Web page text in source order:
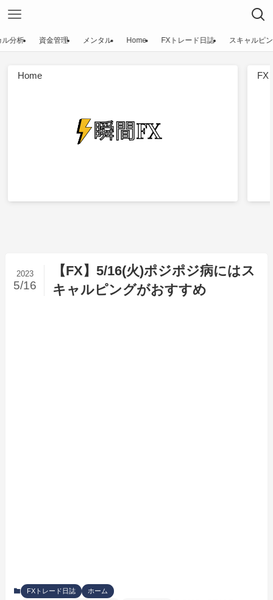
ル分析 資金管理 メンタル Home FXトレード日誌 スキャルピ
Home FX
【FX】5/16(火)ポジポジ病にはス
キャルピングがおすすめ
2023
5/16
FXトレード日誌
ホーム